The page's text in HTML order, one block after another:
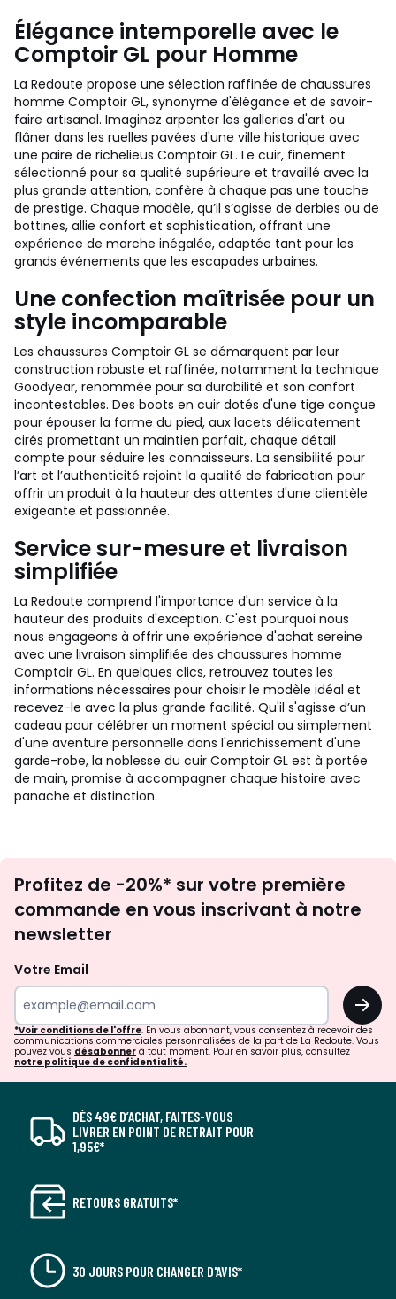
Élégance intemporelle avec le
Comptoir GL pour Homme
La Redoute propose une sélection raffinée de chaussures
homme Comptoir GL, synonyme d'élégance et de savoir-
faire artisanal. Imaginez arpenter les galleries d'art ou
flâner dans les ruelles pavées d'une ville historique avec
une paire de richelieus Comptoir GL. Le cuir, finement
sélectionné pour sa qualité supérieure et travaillé avec la
plus grande attention, confère à chaque pas une touche
de prestige. Chaque modèle, qu’il s’agisse de derbies ou de
bottines, allie confort et sophistication, offrant une
expérience de marche inégalée, adaptée tant pour les
grands événements que les escapades urbaines.
Une confection maîtrisée pour un
style incomparable
Les chaussures Comptoir GL se démarquent par leur
construction robuste et raffinée, notamment la technique
Goodyear, renommée pour sa durabilité et son confort
incontestables. Des boots en cuir dotés d'une tige conçue
pour épouser la forme du pied, aux lacets délicatement
cirés promettant un maintien parfait, chaque détail
compte pour séduire les connaisseurs. La sensibilité pour
l’art et l’authenticité rejoint la qualité de fabrication pour
offrir un produit à la hauteur des attentes d'une clientèle
exigeante et passionnée.
Service sur-mesure et livraison
simplifiée
La Redoute comprend l'importance d'un service à la
hauteur des produits d'exception. C'est pourquoi nous
nous engageons à offrir une expérience d'achat sereine
avec une livraison simplifiée des chaussures homme
Comptoir GL. En quelques clics, retrouvez toutes les
informations nécessaires pour choisir le modèle idéal et
recevez-le avec la plus grande facilité. Qu'il s'agisse d’un
cadeau pour célébrer un moment spécial ou simplement
d'une aventure personnelle dans l'enrichissement d'une
garde-robe, la noblesse du cuir Comptoir GL est à portée
de main, promise à accompagner chaque histoire avec
panache et distinction.
newsletter
Profitez de -20%* sur votre première
commande en vous inscrivant à notre
newsletter
Votre Email
OK
*Voir conditions de l'offre. En vous abonnant, vous consentez à recevoir des
communications commerciales personnalisées de la part de La Redoute. Vous
pouvez vous désabonner à tout moment. Pour en savoir plus, consultez
notre politique de confidentialité.
DÈS 49€ D’ACHAT, FAITES-VOUS
LIVRER EN POINT DE RETRAIT POUR
1,95€*
RETOURS GRATUITS*
30 JOURS POUR CHANGER D'AVIS*